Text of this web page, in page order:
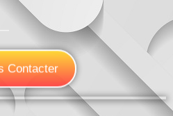
Contacter